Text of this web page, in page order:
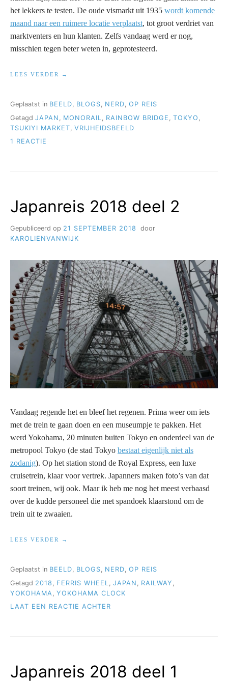
het lekkers te testen. De oude vismarkt uit 1935 wordt komende
maand naar een ruimere locatie verplaatst, tot groot verdriet van
marktventers en hun klanten. Zelfs vandaag werd er nog,
misschien tegen beter weten in, geprotesteerd.
LEES VERDER
“JAPANREIS
Geplaatst in BEELD, BLOGS, NERD, OP REIS
Getagd JAPAN MONORAIL RAINBOW BRIDGE TOKYO
TSUKIYI MARKET VRIJHEIDSBEELD
1 REACTIE
Japanreis 2018 deel 2
Gepubliceerd op 21 SEPTEMBER 2018
door
KAROLIENVANWIJK
Vandaag regende het en bleef het regenen. Prima weer om iets
met de trein te gaan doen en een museumpje te pakken. Het
werd Yokohama, 20 minuten buiten Tokyo en onderdeel van de
metropool Tokyo (de stad Tokyo bestaat eigenlijk niet als
zodanig). Op het station stond de Royal Express, een luxe
cruisetrein, klaar voor vertrek. Japanners maken foto’s van dat
soort treinen, wij ook. Maar ik heb me nog het meest verbaasd
over de kudde personeel die met spandoek klaarstond om de
trein uit te zwaaien.
LEES VERDER
“JAPANREIS
Geplaatst in BEELD, BLOGS, NERD, OP REIS
Getagd 2018 FERRIS WHEEL JAPAN RAILWAY
YOKOHAMA
YOKOHAMA CLOCK
LAAT EEN REACTIE ACHTER
Japanreis 2018 deel 1